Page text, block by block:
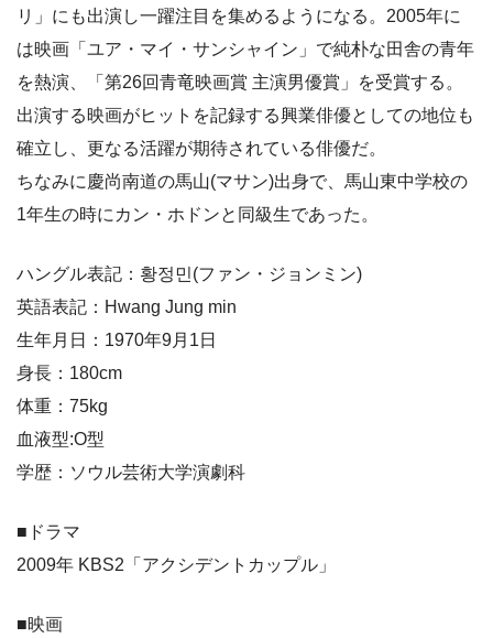
リ」にも出演し一躍注目を集めるようになる。2005年に
は映画「ユア・マイ・サンシャイン」で純朴な田舎の青年
を熱演、「第26回青竜映画賞 主演男優賞」を受賞する。
出演する映画がヒットを記録する興業俳優としての地位も
確立し、更なる活躍が期待されている俳優だ。
ちなみに慶尚南道の馬山(マサン)出身で、馬山東中学校の
1年生の時にカン・ホドンと同級生であった。
ハングル表記：황정민(ファン・ジョンミン)
英語表記：Hwang Jung min
生年月日：1970年9月1日
身長：180cm
体重：75kg
血液型:O型
学歴：ソウル芸術大学演劇科
■ドラマ
2009年 KBS2「アクシデントカップル」
■映画